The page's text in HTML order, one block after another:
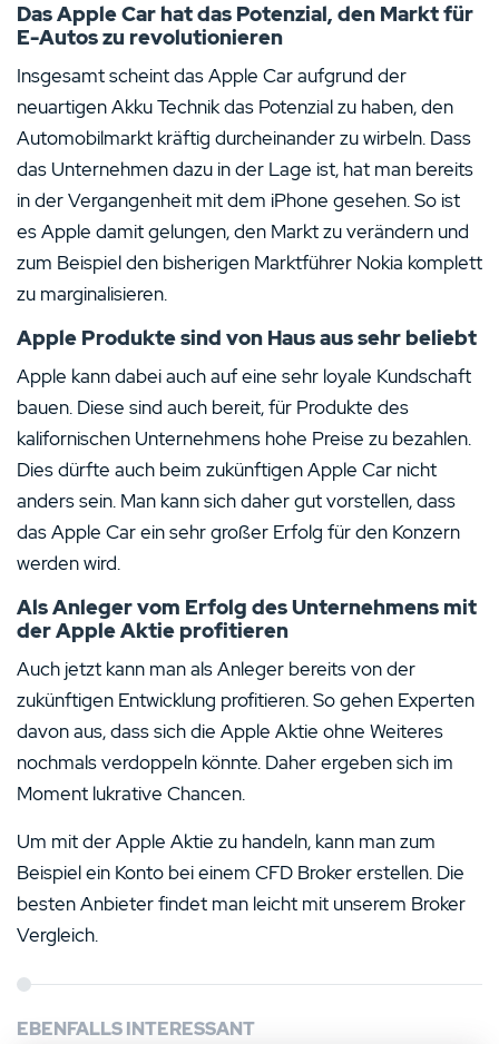
Das Apple Car hat das Potenzial, den Markt für
E-Autos zu revolutionieren
Insgesamt scheint das Apple Car aufgrund der
neuartigen Akku Technik das Potenzial zu haben, den
Automobilmarkt kräftig durcheinander zu wirbeln. Dass
das Unternehmen dazu in der Lage ist, hat man bereits
in der Vergangenheit mit dem iPhone gesehen. So ist
es Apple damit gelungen, den Markt zu verändern und
zum Beispiel den bisherigen Marktführer Nokia komplett
zu marginalisieren.
Apple Produkte sind von Haus aus sehr beliebt
Apple kann dabei auch auf eine sehr loyale Kundschaft
bauen. Diese sind auch bereit, für Produkte des
kalifornischen Unternehmens hohe Preise zu bezahlen.
Dies dürfte auch beim zukünftigen Apple Car nicht
anders sein. Man kann sich daher gut vorstellen, dass
das Apple Car ein sehr großer Erfolg für den Konzern
werden wird.
Als Anleger vom Erfolg des Unternehmens mit
der Apple Aktie profitieren
Auch jetzt kann man als Anleger bereits von der
zukünftigen Entwicklung profitieren. So gehen Experten
davon aus, dass sich die Apple Aktie ohne Weiteres
nochmals verdoppeln könnte. Daher ergeben sich im
Moment lukrative Chancen.
Um mit der Apple Aktie zu handeln, kann man zum
Beispiel ein Konto bei einem CFD Broker erstellen. Die
besten Anbieter findet man leicht mit unserem Broker
Vergleich.
EBENFALLS INTERESSANT